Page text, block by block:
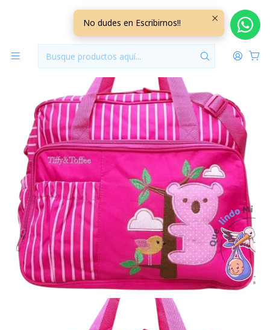
Inicio Pañaleras
Bolso Maternal Con Cambiador Fucsia Koala
No dudes en Escribirnos!!